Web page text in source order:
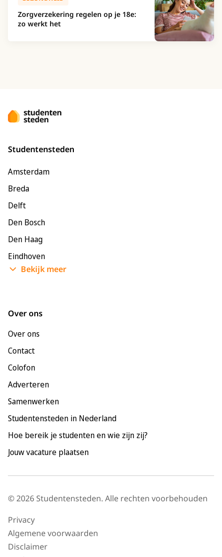
Zorgverzekering regelen op je 18e:
zo werkt het
Studentensteden
Amsterdam
Breda
Delft
Den Bosch
Den Haag
Eindhoven
Enschede
Bekijk meer
Over ons
Over ons
Contact
Colofon
Adverteren
Samenwerken
Studentensteden in Nederland
Hoe bereik je studenten en wie zijn zij?
Jouw vacature plaatsen
© 2026 Studentensteden. Alle rechten voorbehouden
Privacy
Algemene voorwaarden
Disclaimer